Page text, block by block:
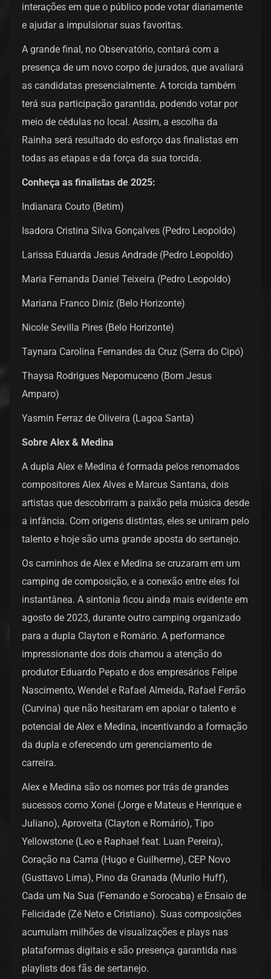
interações em que o público pode votar diariamente
e ajudar a impulsionar suas favoritas.
A grande final, no Observatório, contará com a
presença de um novo corpo de jurados, que avaliará
as candidatas presencialmente. A torcida também
terá sua participação garantida, podendo votar por
meio de cédulas no local. Assim, a escolha da
Rainha será resultado do esforço das finalistas em
todas as etapas e da força da sua torcida.
Conheça as finalistas de 2025:
Indianara Couto (Betim)
Isadora Cristina Silva Gonçalves (Pedro Leopoldo)
Larissa Eduarda Jesus Andrade (Pedro Leopoldo)
Maria Fernanda Daniel Teixeira (Pedro Leopoldo)
Mariana Franco Diniz (Belo Horizonte)
Nicole Sevilla Pires (Belo Horizonte)
Taynara Carolina Fernandes da Cruz (Serra do Cipó)
Thaysa Rodrigues Nepomuceno (Bom Jesus
Amparo)
Yasmin Ferraz de Oliveira (Lagoa Santa)
Sobre Alex & Medina
A dupla Alex e Medina é formada pelos renomados
compositores Alex Alves e Marcus Santana, dois
artistas que descobriram a paixão pela música desde
a infância. Com origens distintas, eles se uniram pelo
talento e hoje são uma grande aposta do sertanejo.
Os caminhos de Alex e Medina se cruzaram em um
camping de composição, e a conexão entre eles foi
instantânea. A sintonia ficou ainda mais evidente em
agosto de 2023, durante outro camping organizado
para a dupla Clayton e Romário. A performance
impressionante dos dois chamou a atenção do
produtor Eduardo Pepato e dos empresários Felipe
Nascimento, Wendel e Rafael Almeida, Rafael Ferrão
(Curvina) que não hesitaram em apoiar o talento e
potencial de Alex e Medina, incentivando a formação
da dupla e oferecendo um gerenciamento de
carreira.
Alex e Medina são os nomes por trás de grandes
sucessos como Xonei (Jorge e Mateus e Henrique e
Juliano), Aproveita (Clayton e Romário), Tipo
Yellowstone (Leo e Raphael feat. Luan Pereira),
Coração na Cama (Hugo e Guilherme), CEP Novo
(Gusttavo Lima), Pino da Granada (Murilo Huff),
Cada um Na Sua (Fernando e Sorocaba) e Ensaio de
Felicidade (Zé Neto e Cristiano). Suas composições
acumulam milhões de visualizações e plays nas
plataformas digitais e são presença garantida nas
playlists dos fãs de sertanejo.